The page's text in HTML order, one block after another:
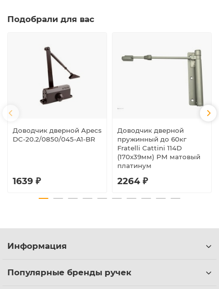
Подобрали для вас
Доводчик дверной Apecs
DC-20.2/0850/045-A1-BR
1639 ₽
Доводчик дверной
пружинный до 60кг
Fratelli Cattini 114D
(170x39мм) PM матовый
платинум
2264 ₽
Информация
Популярные бренды ручек